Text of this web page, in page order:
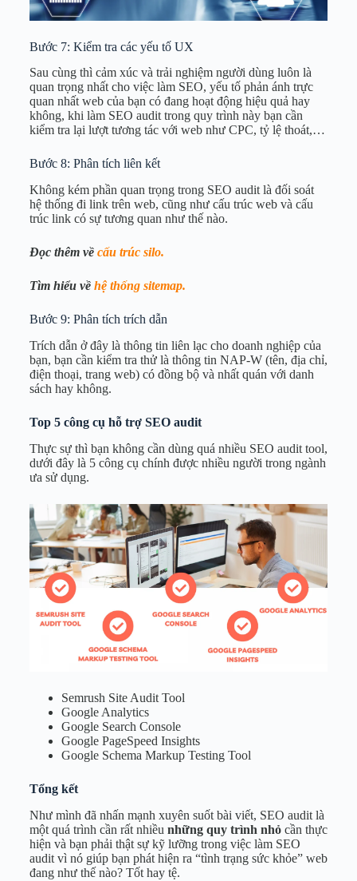
Bước 7: Kiểm tra các yếu tố UX
Sau cùng thì cảm xúc và trải nghiệm người dùng luôn là
quan trọng nhất cho việc làm SEO, yếu tố phản ánh trực
quan nhất web của bạn có đang hoạt động hiệu quả hay
không, khi làm SEO audit trong quy trình này bạn cần
kiểm tra lại lượt tương tác với web như CPC, tỷ lệ thoát,…
Bước 8: Phân tích liên kết
Không kém phần quan trọng trong SEO audit là đối soát
hệ thống đi link trên web, cũng như cấu trúc web và cấu
trúc link có sự tương quan như thế nào.
Đọc thêm về cấu trúc silo.
Tìm hiểu về hệ thống sitemap.
Bước 9: Phân tích trích dẫn
Trích dẫn ở đây là thông tin liên lạc cho doanh nghiệp của
bạn, bạn cần kiểm tra thử là thông tin NAP-W (tên, địa chỉ,
điện thoại, trang web) có đồng bộ và nhất quán với danh
sách hay không.
Top 5 công cụ hỗ trợ SEO audit
Thực sự thì bạn không cần dùng quá nhiều SEO audit tool,
dưới đây là 5 công cụ chính được nhiều người trong ngành
ưa sử dụng.
Semrush Site Audit Tool
Google Analytics
Google Search Console
Google PageSpeed Insights
Google Schema Markup Testing Tool
Tổng kết
Như mình đã nhấn mạnh xuyên suốt bài viết, SEO audit là
một quá trình cần rất nhiều những quy trình nhỏcần thực
hiện và bạn phải thật sự kỹ lưỡng trong việc làm SEO
audit vì nó giúp bạn phát hiện ra “tình trạng sức khỏe” web
đang như thế nào? Tốt hay tệ.